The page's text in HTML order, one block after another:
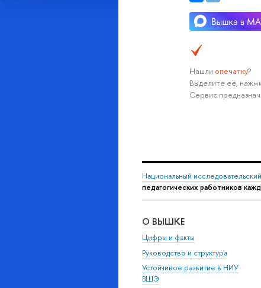
Нашли опечатку?
Выделите её,
Сервис
Национальный
педагогических работников
О ВЫШКЕ
Цифры и факты
Руководство и структура
Устойчивое развитие в НИУ
ВШЭ